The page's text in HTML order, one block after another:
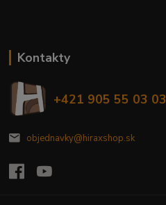
Kontakty
+421 905 55 03 03
objednavky@hiraxshop.sk